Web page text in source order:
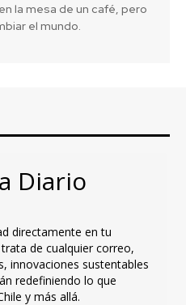
la mesa de un café, pero
el mundo.
Diario
directamente en tu
de cualquier correo,
innovaciones sustentables
redefiniendo lo que
y más allá.